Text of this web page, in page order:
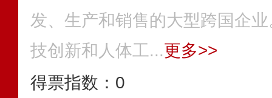
发、生产和销售的大型跨国企
技创新和人体工...更多>>
得票指数： 0